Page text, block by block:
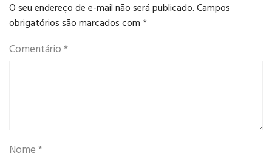
O seu endereço de e-mail não será publicado.Campos
obrigatórios são marcados com*
Comentário*
Nome*